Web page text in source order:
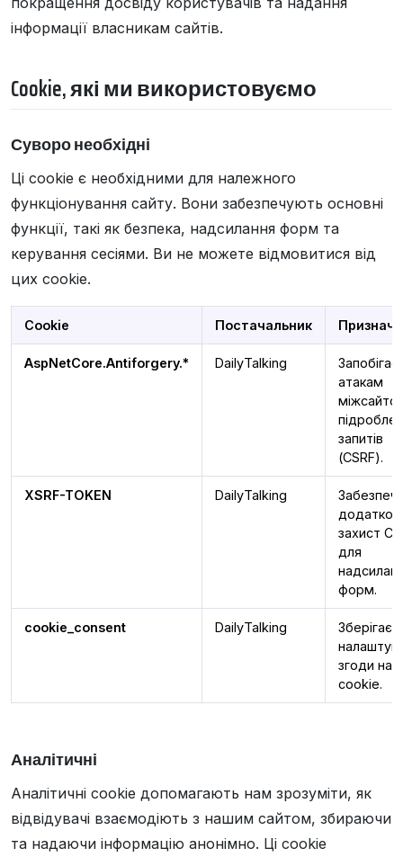
інформації власникам сайтів.
Cookie, які ми використовуємо
Суворо необхідні
Ці cookie є необхідними для належного
функціонування сайту. Вони забезпечують основні
функції, такі як безпека, надсилання форм та
керування сесіями. Ви не можете відмовитися від
цих cookie.
Cookie Постачальник
AspNetCore.Antiforgery.* DailyTalking
Запобігає
атакам
запитів
(CSRF).
XSRF-TOKEN DailyTalking
захист
для
форм.
cookie_consent DailyTalking
Зберігає
згоди на
cookie.
Аналітичні
Аналітичні cookie допомагають нам зрозуміти, як
відвідувачі взаємодіють з нашим сайтом, збираючи
та надаючи інформацію анонімно. Ці cookie